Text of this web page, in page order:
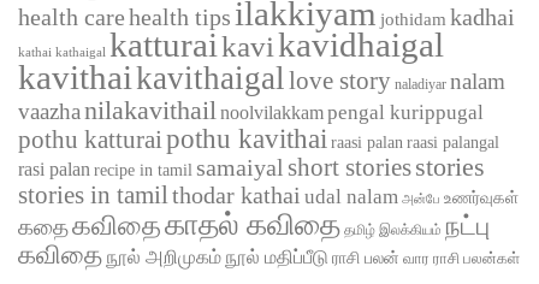
health carehealth tipsilakkiyam jothidam kadhai
kathai kathaigal katturaikavikavidhaigal
kavithaikavithaigallove story naladiyar nalam
vaazhanilakavithailnoolvilakkampengal kurippugal
pothu katturaipothu kavithai raasi palan raasi palangal
rasi palan recipe in tamil samaiyal short storiesstories
stories in tamilthodar kathai udal nalam அன்பே உணர்வுகள்
கதைகவிதைகாதல் கவிதை தமிழ் இலக்கியம் நட்பு
கவிதை நூல் அறிமுகம் நூல் மதிப்பீடு ராசி பலன் வார ராசி பலன்கள்